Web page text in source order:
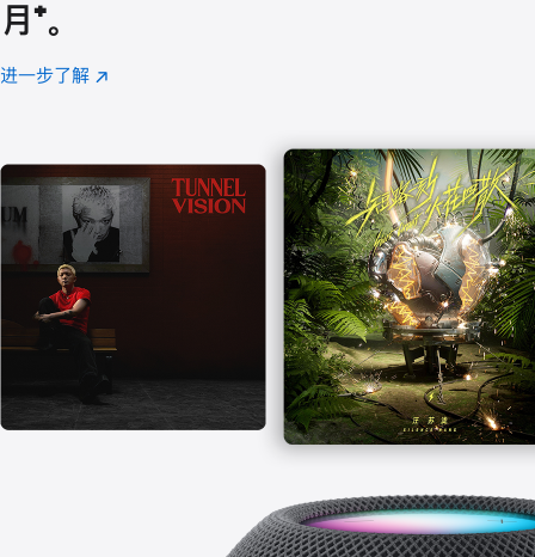
月 脚
注
⁺。
进一步了解 Apple
(在
口
中
打
开)